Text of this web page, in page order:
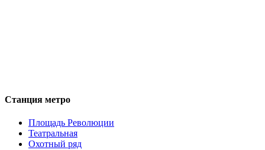
Станция метро
Площадь Революции
Театральная
Охотный ряд